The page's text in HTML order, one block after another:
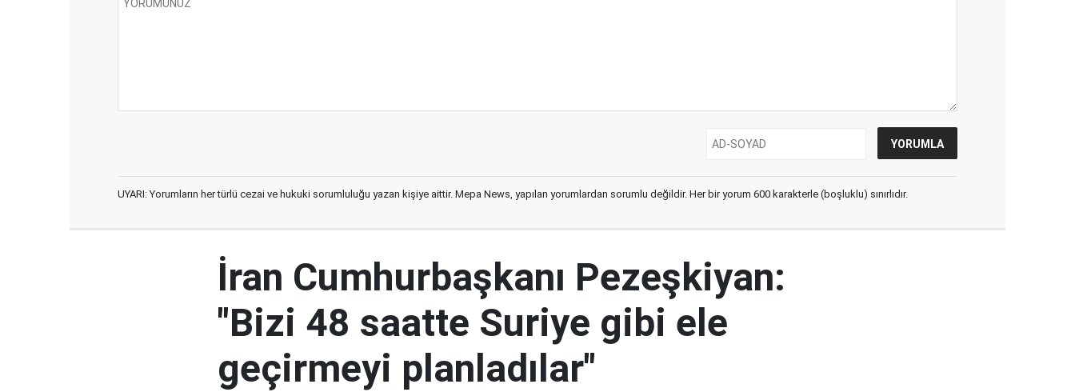
UYARI: Yorumların her türlü cezai ve hukuki sorumluluğu yazan kişiye aittir. Mepa News, yapılan yorumlardan sorumlu değildir. Her bir yorum 600 karakterle (boşluklu) sınırlıdır.
İran Cumhurbaşkanı Pezeşkiyan:
"Bizi 48 saatte Suriye gibi ele
geçirmeyi planladılar"